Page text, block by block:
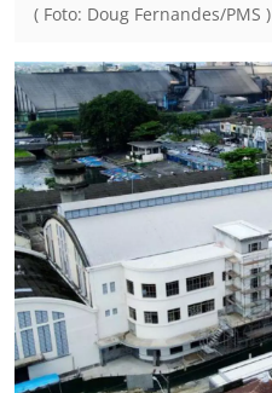
( Foto: Doug Fernandes/PMS )